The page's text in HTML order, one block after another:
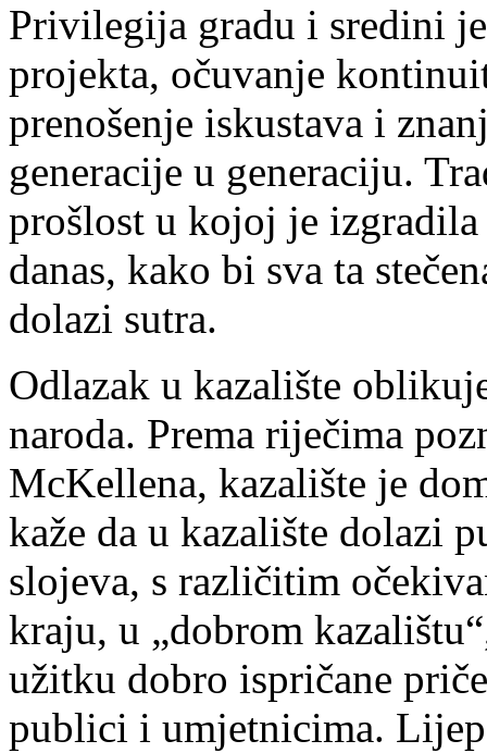
Privilegija gradu i sredini
projekta, očuvanje
prenošenje iskustava i
generacije u generaciju.
prošlost u kojoj je
danas, kako bi sva ta
dolazi sutra.
Odlazak u kazalište
naroda. Prema riječima
McKellena, kazalište je
kaže da u kazalište dolazi
slojeva, s različitim
kraju, u „dobrom
užitku dobro ispričane
publici i umjetnicima.